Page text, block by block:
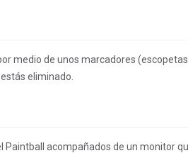
medio de unos marcadores
eliminado.
Paintball acompañados de un monitor